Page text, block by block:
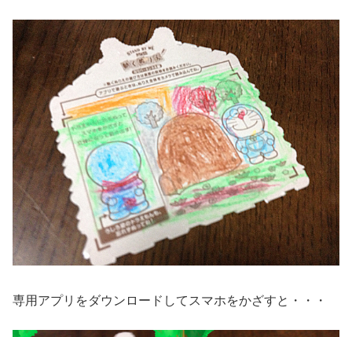
専用アプリをダウンロードしてスマホをかざすと・・・